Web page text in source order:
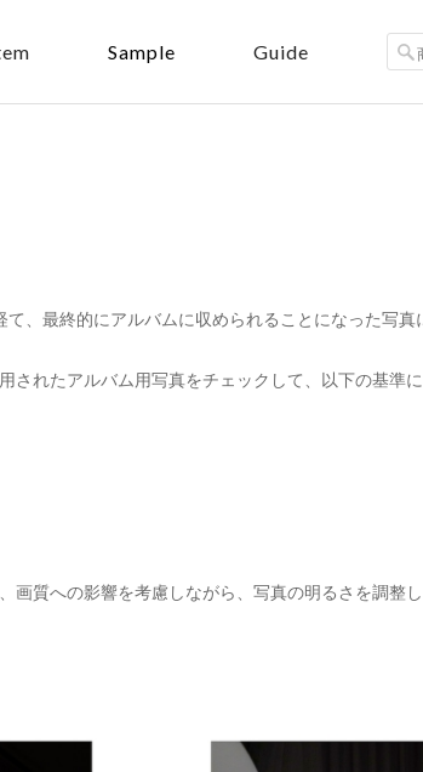
Sample Guide
、最終的にアルバムに収められることになった写
されたアルバム用写真をチェックして、以下の基準
画質への影響を考慮しながら、写真の明るさを調整